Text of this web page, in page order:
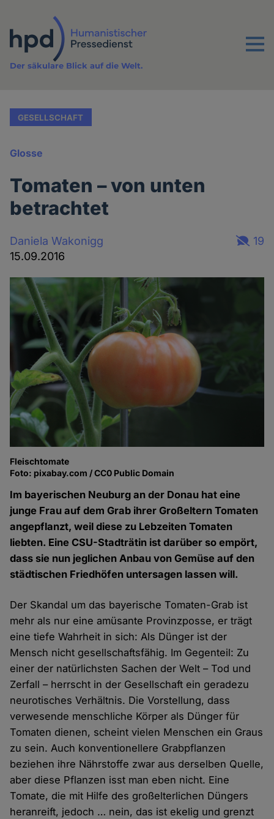
Inhalt
Menu
Der säkulare Blick auf die Welt.
GESELLSCHAFT
Glosse
Tomaten – von unten
betrachtet
Daniela Wakonigg
15.09.2016
19
Fleischtomate
Foto: pixabay.com / CC0 Public Domain
Im bayerischen Neuburg an der Donau hat eine
junge Frau auf dem Grab ihrer Großeltern Tomaten
angepflanzt, weil diese zu Lebzeiten Tomaten
liebten. Eine CSU-Stadträtin ist darüber so empört,
dass sie nun jeglichen Anbau von Gemüse auf den
städtischen Friedhöfen untersagen lassen will.
Der Skandal um das bayerische Tomaten-Grab ist
mehr als nur eine amüsante Provinzposse, er trägt
eine tiefe Wahrheit in sich: Als Dünger ist der
Mensch nicht gesellschaftsfähig. Im Gegenteil: Zu
einer der natürlichsten Sachen der Welt – Tod und
Zerfall – herrscht in der Gesellschaft ein geradezu
neurotisches Verhältnis. Die Vorstellung, dass
verwesende menschliche Körper als Dünger für
Tomaten dienen, scheint vielen Menschen ein Graus
zu sein. Auch konventionellere Grabpflanzen
beziehen ihre Nährstoffe zwar aus derselben Quelle,
aber diese Pflanzen isst man eben nicht. Eine
Tomate, die mit Hilfe des großelterlichen Düngers
heranreift, jedoch … nein, das ist ekelig und grenzt